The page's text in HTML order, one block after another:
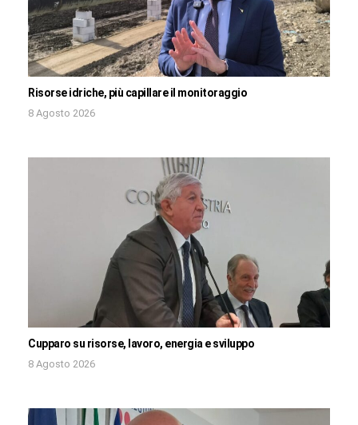
Risorse idriche, più capillare il monitoraggio
8 Agosto 2026
Cupparo su risorse, lavoro, energia e sviluppo
8 Agosto 2026